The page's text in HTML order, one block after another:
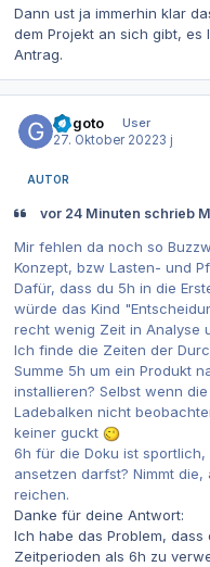
Dann ust ja immerhin klar
dem Projekt an sich gibt, es
Antrag.
Gegoto
User
27. Oktober 20223 j
AUTOR
vor 24 Minuten schrieb
Mir fehlen da noch so
Konzept, bzw Lasten- und
Dafür, dass du 5h in die
würde das Kind
recht wenig Zeit in Analyse
Ich finde die Zeiten der
Summe 5h um ein Produkt
installieren? Selbst wenn
Ladebalken nicht
keiner guckt
6h für die Doku ist
ansetzen darfst? Nimmt
reichen.
Danke für deine Antwort:
Ich habe das Problem,
Zeitperioden als 6h zu